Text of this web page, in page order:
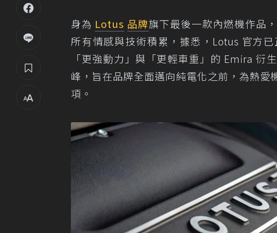
身為 Lotus 品牌旗下最後一款內燃機作品，
所有情感與技術積累，據悉，Lotus 官方
「更強動力」與「更輕車重」的 Emira 衍
峰，旨在品牌全面邁向純電化之前，為熱
項。